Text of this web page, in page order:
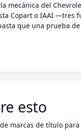
mecánica del
Copart o IAAI —tres
que una prueba
esto
marcas de título para